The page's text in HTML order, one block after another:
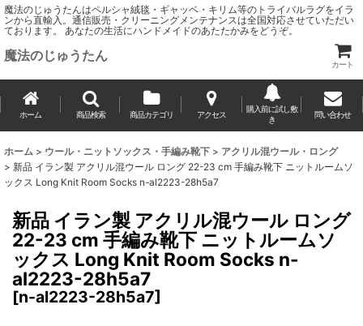
魔法のじゅうたんはペルシャ絨毯・ギャッベ・キリム等のトライバルラグをイラ
ンから直輸入。通信販売・クリーニングメンテナンスは全国対応させていただい
ております。 あなたの生活にハンドメイドのあたたかみをどうぞ。
魔法のじゅうたん
カート
ホーム 商品検索 商品カテゴリ アクセス
購入前に試し敷
き
問い合わせ
ホーム > ウール・ニットソックス・手編み靴下 > アクリル混ウール・ロング
> 新品 イラン製 アクリル混ウール ロング 22-23 cm 手編み靴下 ニットルームソ
ックス Long Knit Room Socks n-al2223-28h5a7
新品 イラン製 アクリル混ウール ロング
22-23 cm 手編み靴下 ニットルームソ
ックス Long Knit Room Socks n-
al2223-28h5a7
[n-al2223-28h5a7]